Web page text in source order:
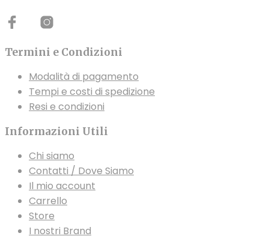
del
prodotto
Termini e Condizioni
Modalità di pagamento
Tempi e costi di spedizione
Resi e condizioni
Informazioni Utili
Chi siamo
Contatti / Dove Siamo
Il mio account
Carrello
Store
I nostri Brand